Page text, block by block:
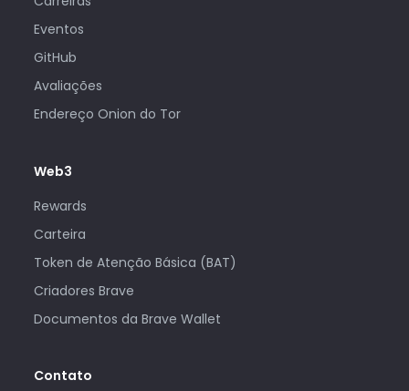
Eventos
GitHub
Avaliações
Endereço Onion do Tor
Web3
Rewards
Carteira
Token de Atenção Básica (BAT)
Criadores Brave
Documentos da Brave Wallet
Contato